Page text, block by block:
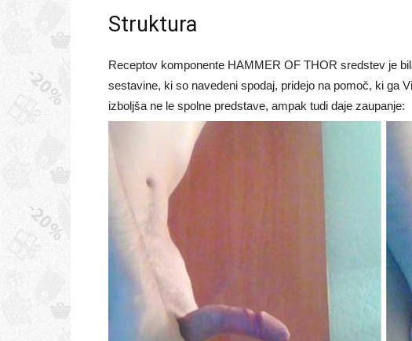
Struktura
Receptov komponente HAMMER OF THOR sredstev je
sestavine, ki so navedeni spodaj, pridejo na pomoč, ki ga
izboljša ne le spolne predstave, ampak tudi daje zaupanje: